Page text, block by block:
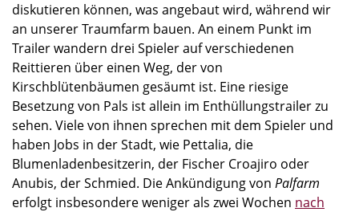
diskutieren können, was angebaut wird, während wir
an unserer Traumfarm bauen. An einem Punkt im
Trailer wandern drei Spieler auf verschiedenen
Reittieren über einen Weg, der von
Kirschblütenbäumen gesäumt ist. Eine riesige
Besetzung von Pals ist allein im Enthüllungstrailer zu
sehen. Viele von ihnen sprechen mit dem Spieler und
haben Jobs in der Stadt, wie Pettalia, die
Blumenladenbesitzerin, der Fischer Croajiro oder
Anubis, der Schmied. Die Ankündigung von Palfarm
erfolgt insbesondere weniger als zwei Wochen nach